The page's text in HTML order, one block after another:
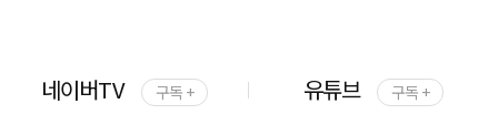
네이버TV 구독 + 유튜브 구독 +